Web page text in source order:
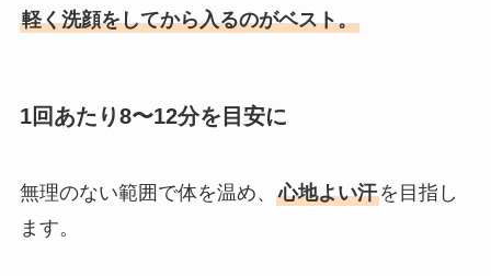
軽く洗顔をしてから入るのがベスト。
1回あたり8〜12分を目安に
無理のない範囲で体を温め、 心地よい汗を目指し
ます。